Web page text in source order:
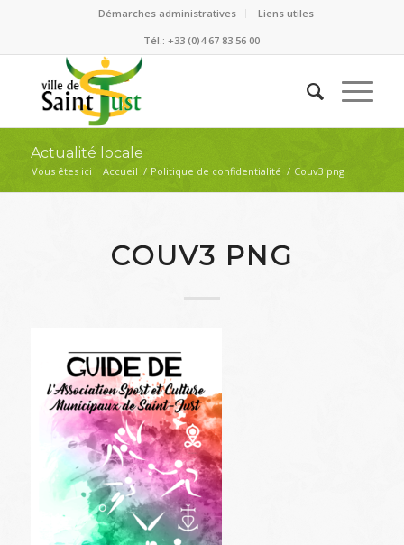
Démarches administratives
Liens utiles
Tél.: +33 (0)4 67 83 56 00
Actualité locale
Vous êtes ici : Accueil / Politique de confidentialité / Couv3 png
COUV3 PNG